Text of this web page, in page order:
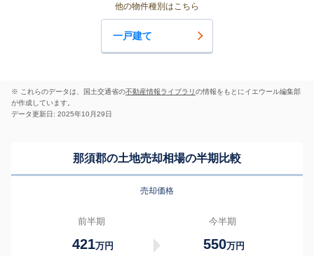
他の物件種別はこちら
一戸建て
※ これらのデータは、国土交通省の不動産情報ライブラリの情報をもとにイエウール編集部
が作成しています。
データ更新日: 2025年10月29日
那須郡の土地売却相場の半期比較
売却価格
前半期
421万円
今半期
550万円